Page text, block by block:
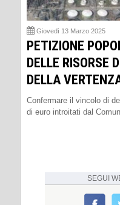
Giovedì 13 Marzo 2025
PETIZIONE
DELLE RISORSE
DELLA
Confermare il vincolo di
di euro introitati dal
SEGUI